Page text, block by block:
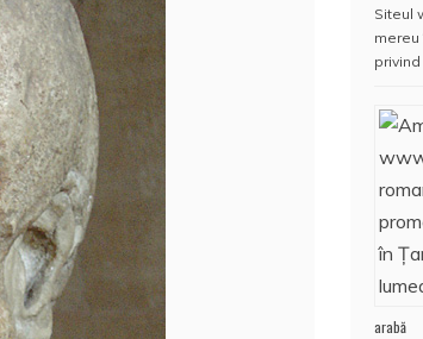
Siteul
mereu
privind
arabă